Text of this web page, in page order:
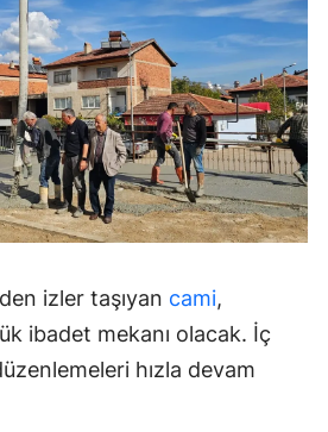
izler taşıyan cami,
ibadet mekanı olacak. İç
hızla devam